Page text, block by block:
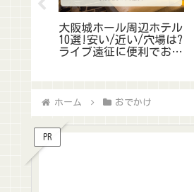
大阪城ホール周辺ホテル
10選!安い/近い/穴場は?
ライブ遠征に便利でおす
ホーム おでかけ
PR